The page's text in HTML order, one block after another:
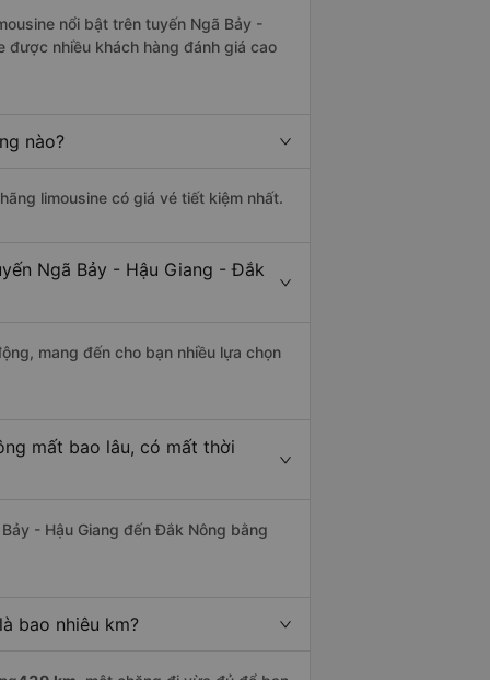
nổi bật trên tuyến Ngã Bảy -
được nhiều khách hàng đánh giá cao
nào?
limousine có giá vé tiết kiệm nhất.
Ngã Bảy - Hậu Giang - Đắk
mang đến cho bạn nhiều lựa chọn
mất bao lâu, có mất thời
- Hậu Giang đến Đắk Nông bằng
bao nhiêu km?